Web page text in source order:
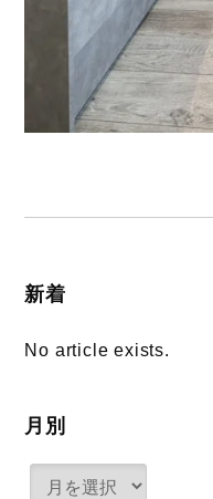
新着
No article exists.
月別